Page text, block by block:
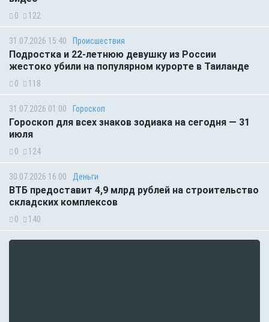
0 122
31.07.2026 15:40 Происшествия
Подростка и 22-летнюю девушку из России
жестоко убили на популярном курорте в Таиланде
0 118
31.07.2026 01:00 Гороскоп
Гороскоп для всех знаков зодиака на сегодня — 31
июля
0 124
30.07.2026 16:00 Деньги
ВТБ предоставит 4,9 млрд рублей на строительство
складских комплексов
0 140